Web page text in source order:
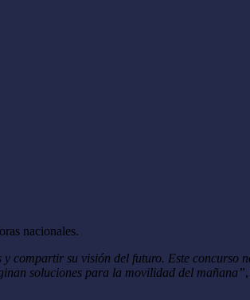
nacionales.
compartir su visión del futuro. Este concurso
soluciones para la movilidad del mañana”